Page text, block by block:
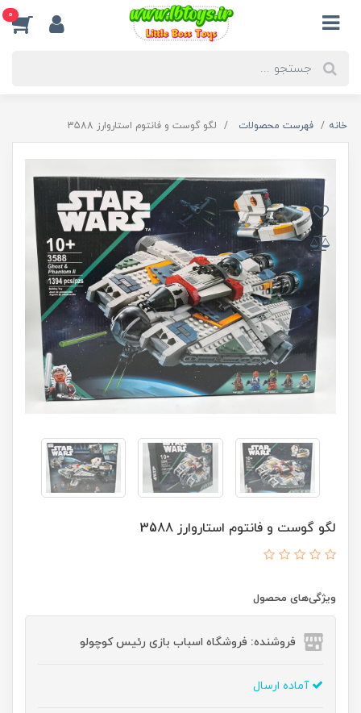
0
خانه فهرست محصولات لگو گوست و فانتوم استاروارز 3588
لگو گوست و فانتوم استاروارز 3588
ویژگی‌های محصول
فروشنده: فروشگاه اسباب بازی رئیس کوچولو
آماده ارسال